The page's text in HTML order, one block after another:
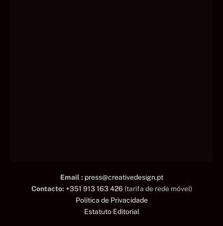
Email : press@creativedesign.pt
Contacto: +351 913 163 426 (tarifa de rede móvel)
Política de Privacidade
Estatuto Editorial